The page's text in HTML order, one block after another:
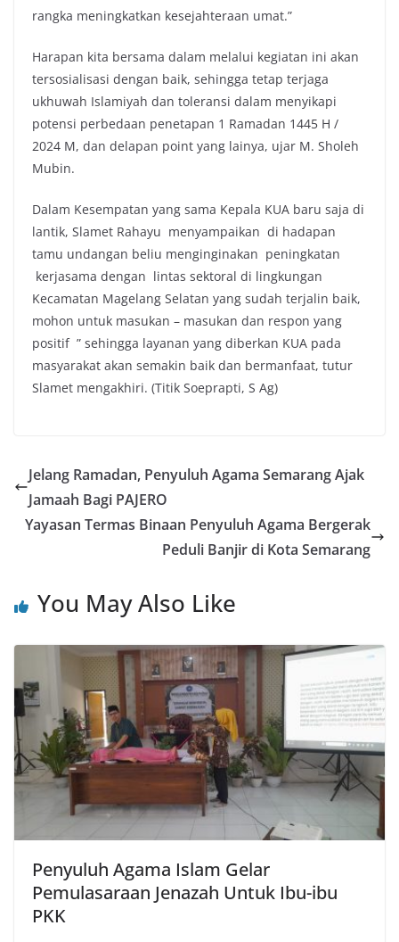
rangka meningkatkan kesejahteraan umat.”
Harapan kita bersama dalam melalui kegiatan ini akan
tersosialisasi dengan baik, sehingga tetap terjaga
ukhuwah Islamiyah dan toleransi dalam menyikapi
potensi perbedaan penetapan 1 Ramadan 1445 H /
2024 M, dan delapan point yang lainya, ujar M. Sholeh
Mubin.
Dalam Kesempatan yang sama Kepala KUA baru saja di
lantik, Slamet Rahayu menyampaikan di hadapan
tamu undangan beliu menginginakan peningkatan
kerjasama dengan lintas sektoral di lingkungan
Kecamatan Magelang Selatan yang sudah terjalin baik,
mohon untuk masukan – masukan dan respon yang
positif ” sehingga layanan yang diberkan KUA pada
masyarakat akan semakin baik dan bermanfaat, tutur
Slamet mengakhiri. (Titik Soeprapti, S Ag)
Jelang Ramadan, Penyuluh Agama Semarang Ajak
Jamaah Bagi PAJERO
Yayasan Termas Binaan Penyuluh Agama Bergerak
Peduli Banjir di Kota Semarang
You May Also Like
Penyuluh Agama Islam Gelar
Pemulasaraan Jenazah Untuk Ibu-ibu
PKK